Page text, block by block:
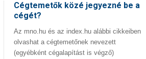
Cégtemetők közé jegyezné be a
cégét?
Az mno.hu és az index.hu alábbi cikkeiben
olvashat a cégtemetőnek nevezett
(egyébként cégalapítást is végző)